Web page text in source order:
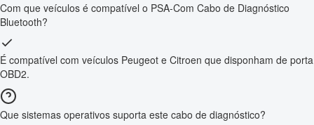
Com que veículos é compatível o PSA-Com Cabo de Diagnóstico
Bluetooth?
É compatível com veículos Peugeot e Citroen que disponham de porta
OBD2.
Que sistemas operativos suporta este cabo de diagnóstico?